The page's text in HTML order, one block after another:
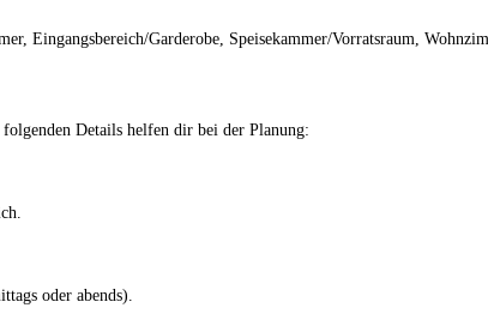
Eingangsbereich/Garderobe, Speisekammer/Vorratsraum,
Details helfen dir bei der Planung:
oder abends).